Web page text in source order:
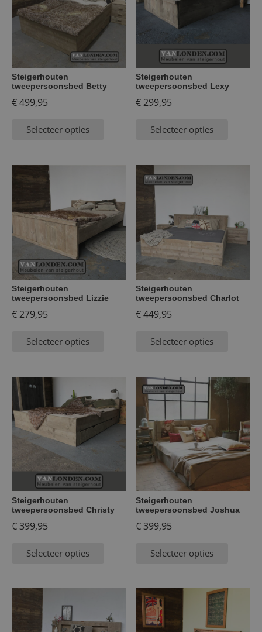
Steigerhouten
tweepersoonsbed Betty
€499,95
Selecteer opties
Steigerhouten
tweepersoonsbed Lexy
€299,95
Selecteer opties
Steigerhouten
tweepersoonsbed Lizzie
€279,95
Selecteer opties
Steigerhouten
tweepersoonsbed Charlot
€449,95
Selecteer opties
Steigerhouten
tweepersoonsbed Christy
€399,95
Selecteer opties
Steigerhouten
tweepersoonsbed Joshua
€399,95
Selecteer opties